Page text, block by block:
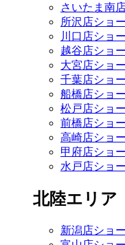
さいたま南
所沢店ショ
川口店ショ
越谷店ショ
大宮店ショ
千葉店ショ
船橋店ショ
松戸店ショ
前橋店ショ
高崎店ショ
甲府店ショ
水戸店ショ
北陸エリア
新潟店ショ